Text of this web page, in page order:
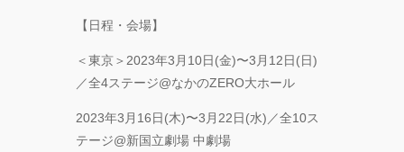
【日程・会場】
＜東京＞2023年3月10日(金)〜3月12日(日)
／全4ステージ@なかのZERO大ホール
2023年3月16日(木)〜3月22日(水)／全10ス
テージ@新国立劇場 中劇場